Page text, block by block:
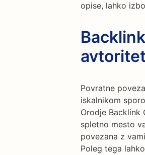
opise, lahko
Povratne
iskalnikom
Orodje Backlink
spletno mesto
povezana z
Poleg tega